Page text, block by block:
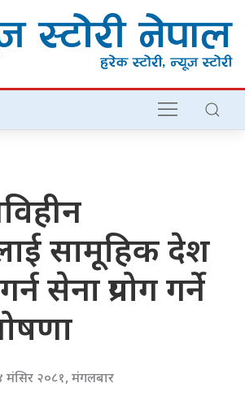
सामूहिक देश
सेना प्रयोग गर्ने
मंसिर २०८१, मंगलबार